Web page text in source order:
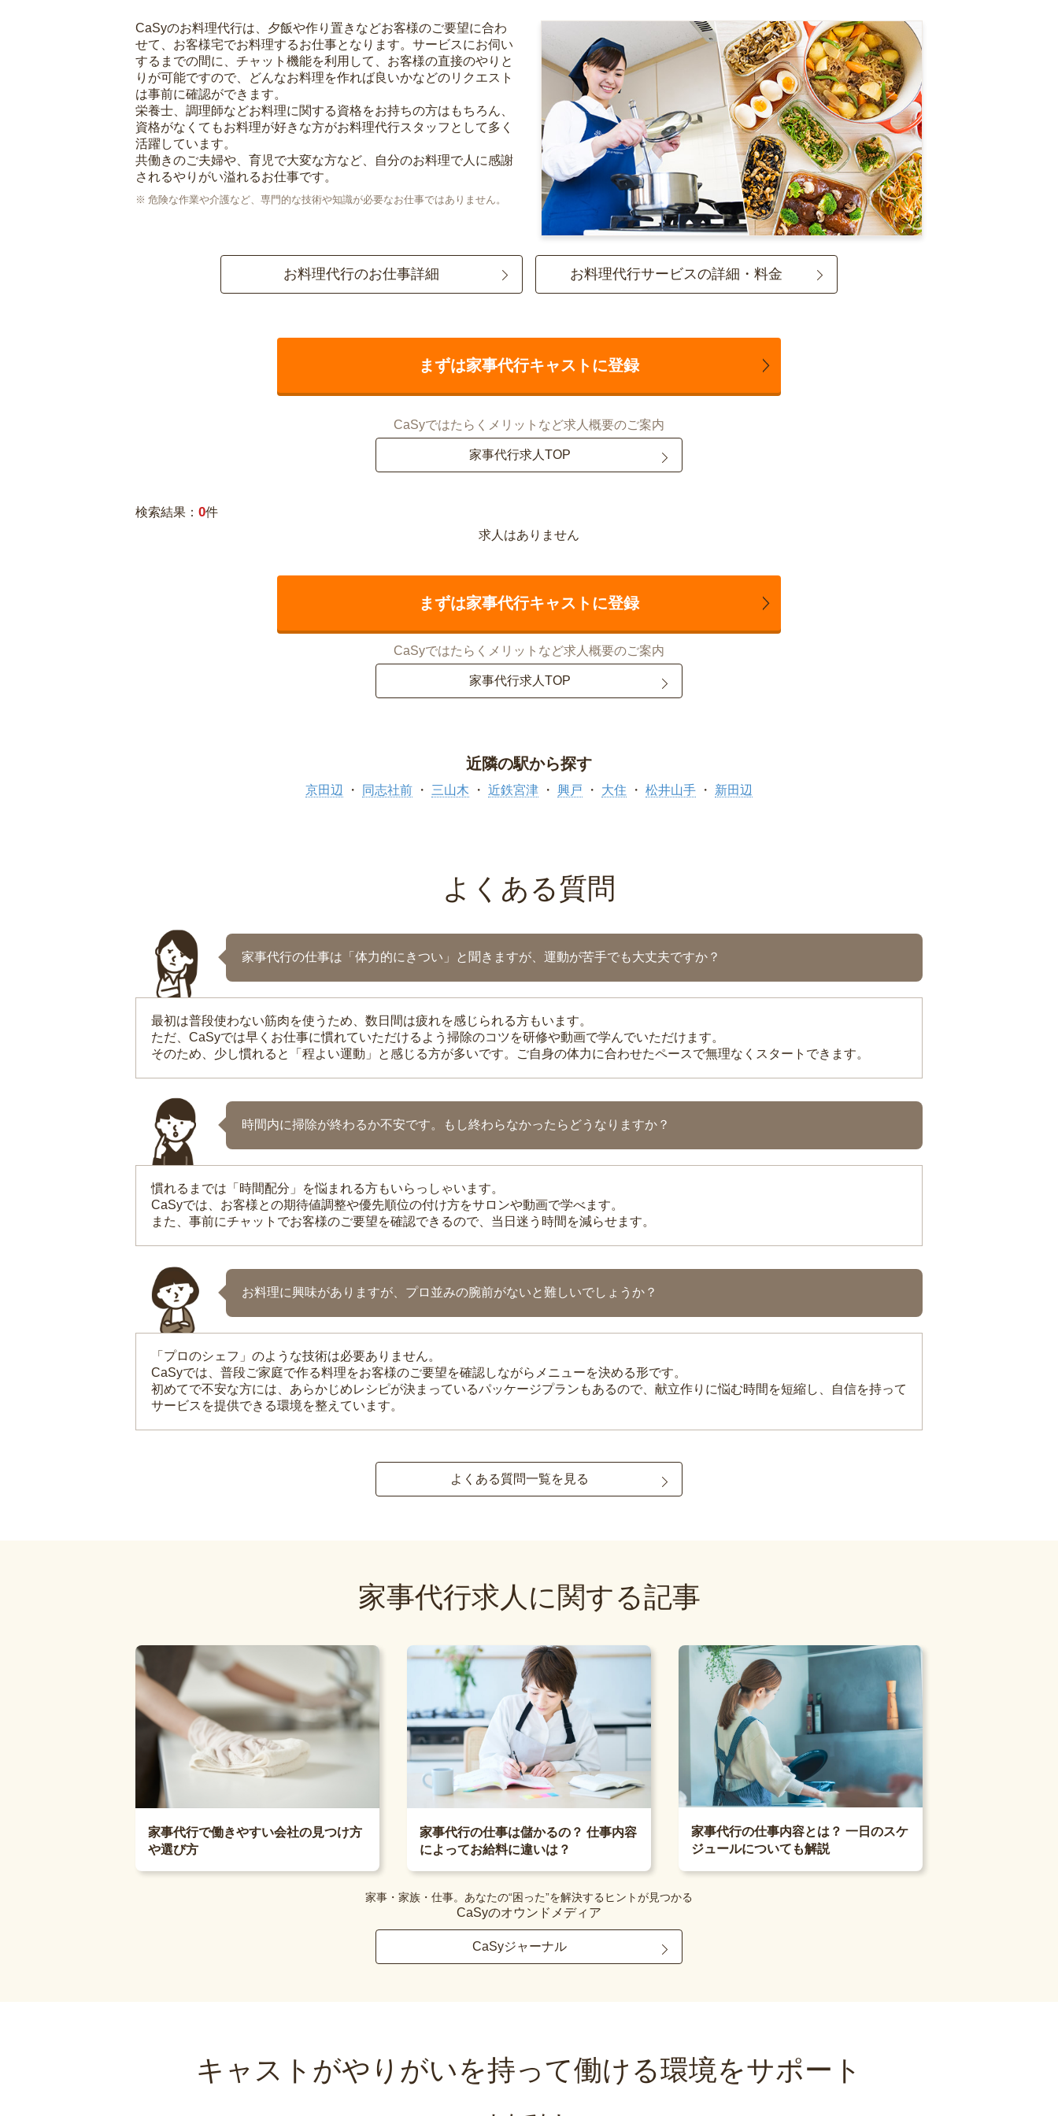
CaSyのお料理代行は、夕飯や作り置きなどお客様のご要望に合わ
せて、お客様宅でお料理するお仕事となります。サービスにお伺い
するまでの間に、チャット機能を利用して、お客様の直接のやりと
りが可能ですので、どんなお料理を作れば良いかなどのリクエスト
は事前に確認ができます。
栄養士、調理師などお料理に関する資格をお持ちの方はもちろん、
資格がなくてもお料理が好きな方がお料理代行スタッフとして多く
活躍しています。
共働きのご夫婦や、育児で大変な方など、自分のお料理で人に感謝
されるやりがい溢れるお仕事です。
危険な作業や介護など、専門的な技術や知識が必要なお仕事ではありません。
お料理代行のお仕事詳細 お料理代行サービスの詳細・料金
まずは家事代行キャストに登録
CaSyではたらくメリットなど求人概要のご案内
家事代行求人TOP
検索結果： 0件
求人はありません
まずは家事代行キャストに登録
CaSyではたらくメリットなど求人概要のご案内
家事代行求人TOP
近隣の駅から探す
京田辺 同志社前 三山木 近鉄宮津 興戸 大住 松井山手 新田辺
よくある質問
家事代行の仕事は「体力的にきつい」と聞きますが、運動が苦手でも大丈夫ですか？
最初は普段使わない筋肉を使うため、数日間は疲れを感じられる方もいます。
ただ、CaSyでは早くお仕事に慣れていただけるよう掃除のコツを研修や動画で学んでいただけます。
そのため、少し慣れると「程よい運動」と感じる方が多いです。ご自身の体力に合わせたペースで無理なくスタートできます。
時間内に掃除が終わるか不安です。もし終わらなかったらどうなりますか？
慣れるまでは「時間配分」を悩まれる方もいらっしゃいます。
CaSyでは、お客様との期待値調整や優先順位の付け方をサロンや動画で学べます。
また、事前にチャットでお客様のご要望を確認できるので、当日迷う時間を減らせます。
お料理に興味がありますが、プロ並みの腕前がないと難しいでしょうか？
「プロのシェフ」のような技術は必要ありません。
CaSyでは、普段ご家庭で作る料理をお客様のご要望を確認しながらメニューを決める形です。
初めてで不安な方には、あらかじめレシピが決まっているパッケージプランもあるので、献立作りに悩む時間を短縮し、自信を持って
サービスを提供できる環境を整えています。
よくある質問一覧を見る
家事代行求人に関する記事
家事代行で働きやすい会社の見つけ方
や選び方
家事代行の仕事は儲かるの？ 仕事内容
によってお給料に違いは？
家事代行の仕事内容とは？ 一日のスケ
ジュールについても解説
家事・家族・仕事。あなたの“困った”を解決するヒントが見つかる
CaSyのオウンドメディア
CaSyジャーナル
キャストがやりがいを持って働ける環境をサポート